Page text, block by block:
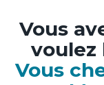
Vous
voulez
Vous